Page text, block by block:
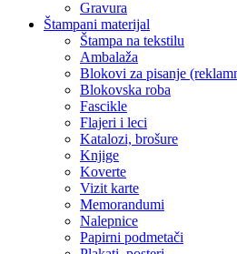
Gravura
Štampani materijal
Štampa na tekstilu
Ambalaža
Blokovi za pisanje
Blokovska roba
Fascikle
Flajeri i leci
Katalozi, brošure
Knjige
Koverte
Vizit karte
Memorandumi
Nalepnice
Papirni podmetači